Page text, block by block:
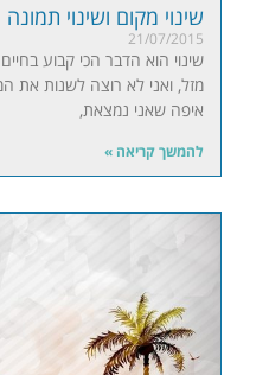
שינוי מקום ושינוי תמונה
21/07/2015
שינוי הוא הדבר הכי קבוע
מזל, ואני לא רוצה לשנות את
איפה שאני נמצאת,
להמשך קריאה »